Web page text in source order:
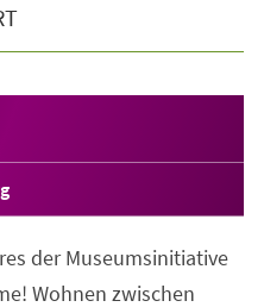
der Museumsinitiative
Wohnen zwischen